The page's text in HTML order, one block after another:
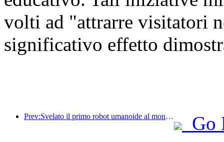
volti ad "attrarre visitatori
significativo effetto
Prev:Svelato il primo robot umanoide al mondo specializzato nei servizi di ristorazione multi-scenario.
Go